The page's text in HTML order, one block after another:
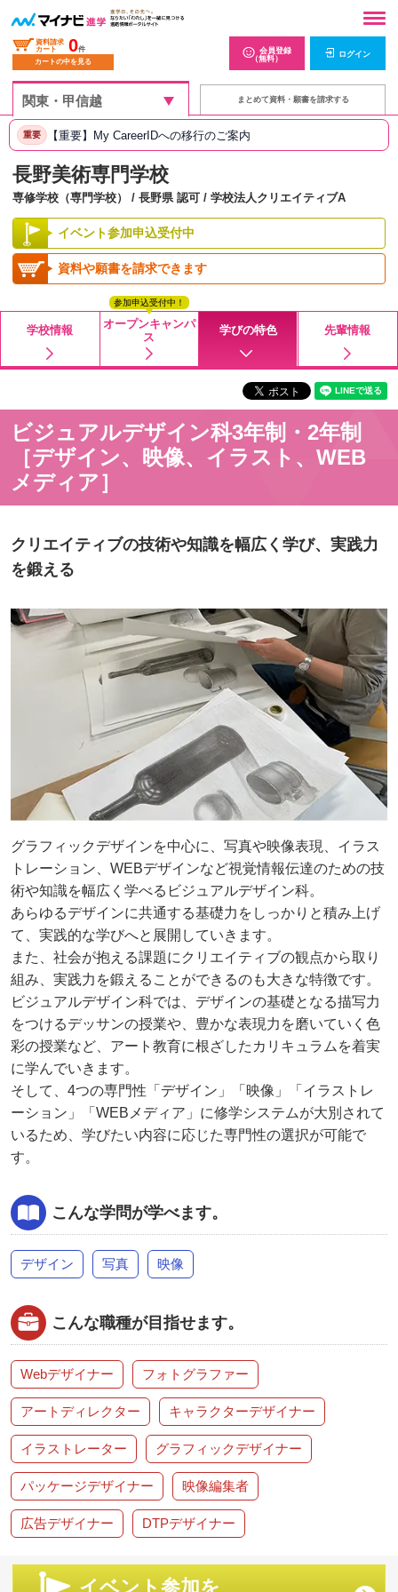
資料請求
カート
0件
カートの中を見る
会員登録
（無料）
ログイン
まとめて資料・願書を請求する
重要 【重要】My CareerIDへの移行のご案内
長野美術専門学校
専修学校（専門学校） / 長野県 認可 / 学校法人クリエイティブA
イベント参加申込受付中
資料や願書を請求できます
学校情報
オープンキャンパ
ス
参加申込受付中！
学びの特色 先輩情報
ビジュアルデザイン科3年制・2年制
［デザイン、映像、イラスト、WEB
メディア］
クリエイティブの技術や知識を幅広く学び、実践力
を鍛える
グラフィックデザインを中心に、写真や映像表現、イラス
トレーション、WEBデザインなど視覚情報伝達のための技
術や知識を幅広く学べるビジュアルデザイン科。
あらゆるデザインに共通する基礎力をしっかりと積み上げ
て、実践的な学びへと展開していきます。
また、社会が抱える課題にクリエイティブの観点から取り
組み、実践力を鍛えることができるのも大きな特徴です。
ビジュアルデザイン科では、デザインの基礎となる描写力
をつけるデッサンの授業や、豊かな表現力を磨いていく色
彩の授業など、アート教育に根ざしたカリキュラムを着実
に学んでいきます。
そして、4つの専門性「デザイン」「映像」「イラストレ
ーション」「WEBメディア」に修学システムが大別されて
いるため、学びたい内容に応じた専門性の選択が可能で
す。
こんな学問が学べます。
デザイン 写真 映像
こんな職種が目指せます。
Webデザイナー フォトグラファー
アートディレクター キャラクターデザイナー
イラストレーター グラフィックデザイナー
パッケージデザイナー 映像編集者
広告デザイナー DTPデザイナー
イベント参加を